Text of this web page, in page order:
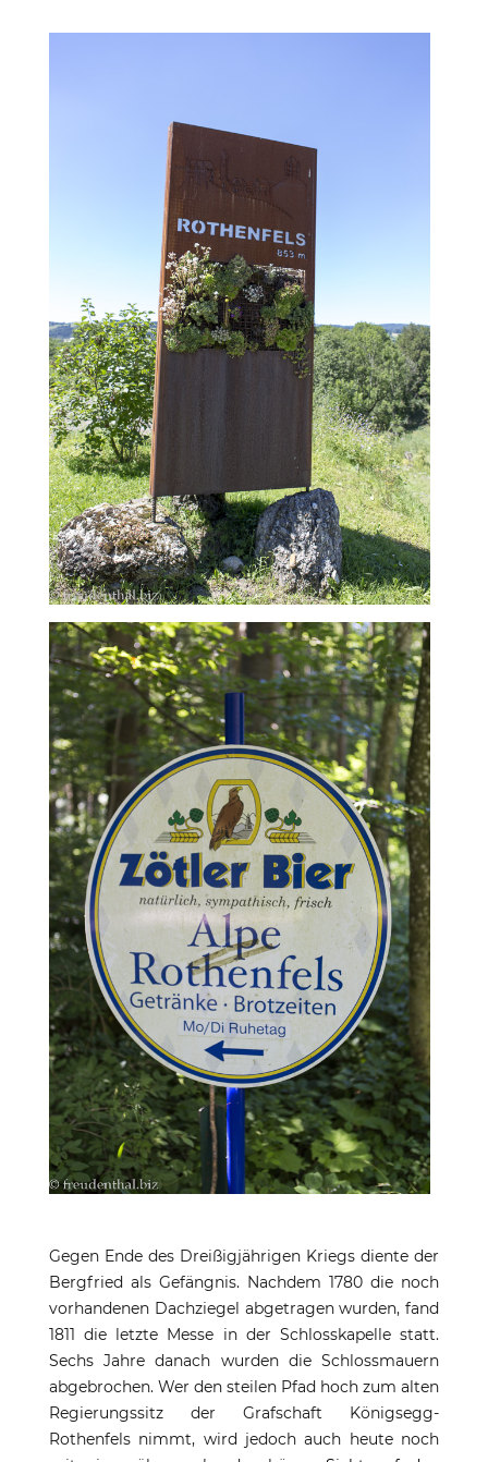
Gegen Ende des Dreißigjährigen Kriegs diente der
Bergfried als Gefängnis. Nachdem 1780 die noch
vorhandenen Dachziegel abgetragen wurden, fand
1811 die letzte Messe in der Schlosskapelle statt.
Sechs Jahre danach wurden die Schlossmauern
abgebrochen. Wer den steilen Pfad hoch zum alten
Regierungssitz der Grafschaft Königsegg-
Rothenfels nimmt, wird jedoch auch heute noch